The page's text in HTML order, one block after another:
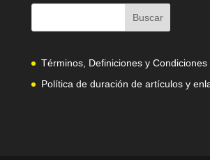
Términos, Definiciones y Condiciones
Política de duración de artículos y